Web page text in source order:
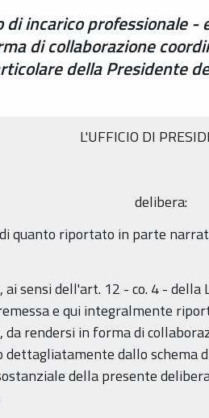
incarico professionale -
di collaborazione
della Presidente
L'UFFICIO DI
delibera:
quanto riportato in parte
ai sensi dell'art. 12 - co. 4 -
e qui integralmente
da rendersi in forma di
dettagliatamente dallo schema
della presente